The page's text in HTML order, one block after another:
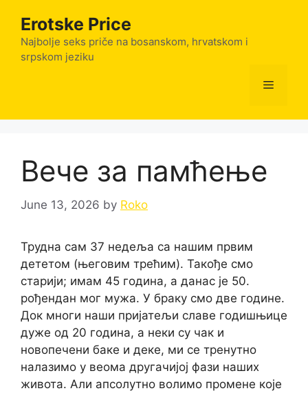
content
Erotske Price
Najbolje seks priče na bosanskom, hrvatskom i
srpskom jeziku
Menu
Вече за памћење
June 13, 2026 by Roko
Трудна сам 37 недеља са нашим првим
дететом (његовим трећим). Такође смо
старији; имам 45 година, а данас је 50.
рођендан мог мужа. У браку смо две године.
Док многи наши пријатељи славе годишњице
дуже од 20 година, а неки су чак и
новопечени баке и деке, ми се тренутно
налазимо у веома другачијој фази наших
живота. Али апсолутно волимо промене које